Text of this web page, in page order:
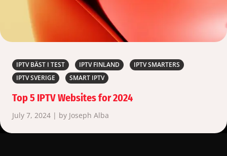
IPTV BÄST I TEST IPTV FINLAND
IPTV SMARTERS
IPTV SVERIGE
SMART IPTV
Top 5 IPTV Websites for 2024
July 7, 2024 | by Joseph Alba